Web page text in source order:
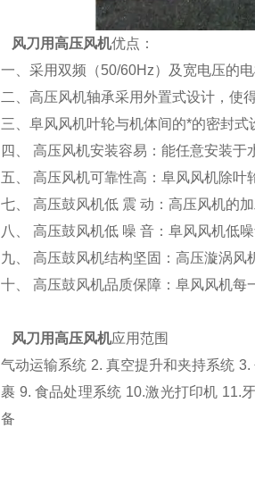
风刀用高压风机优点：
一、采用双频（50/60Hz）及宽电压的
二、高压风机轴承采用外置式设计，使
三、阜风风机叶轮与机体间的*的密封
四、 高压风机安装容易：能任意安装于
五、 高压风机可靠性高：阜风风机除叶
七、 高压鼓风机低 震 动：高压风机的
八、 高压鼓风机低 噪 音：阜风风机低
九、 高压鼓风机结构坚固：高压漩涡风
十、 高压鼓风机品质保障：阜风风机每
风刀用高压风机应用范围
气动运输系统 2. 真空提升和夹持系统
裹 9. 食品处理系统 10.激光打印机 11.
备